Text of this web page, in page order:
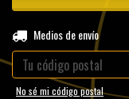
Entregas para el CP:
Medios de envío
No sé mi código postal